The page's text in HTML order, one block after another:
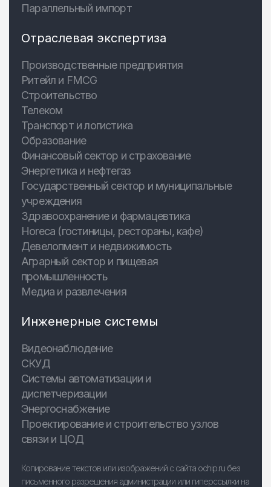
Параллельный импорт
Отраслевая экспертиза
Производственные предприятия
Ритейл и FMCG
Строительство
Телеком
Транспорт и логистика
Образование
Финансовый сектор и страхование
Энергетика и нефтегаз
Государственный сектор и муниципальные
учреждения
Здравоохранение и фармацевтика
Horeca (гостиницы, рестораны, кафе)
Девелопмент и недвижимость
Аграрный сектор и пищевая
промышленность
Медиа и развлечения
Инженерные системы
Видеонаблюдение
СКУД
Системы автоматизации и
диспетчеризации
Энергоснабжение
Проектирование и строительство узлов
связи и ЦОД
Копирование текстов или изображений с сайта ochip.ru без
письменного разрешения администрации или гиперссылки на